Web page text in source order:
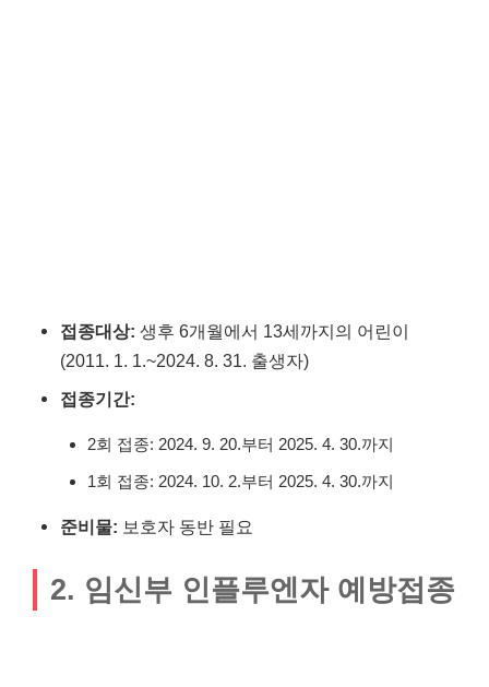
접종대상: 생후 6개월에서 13세까지의 어린이
(2011. 1. 1.~2024. 8. 31. 출생자)
접종기간:
2회 접종: 2024. 9. 20.부터 2025. 4. 30.까지
1회 접종: 2024. 10. 2.부터 2025. 4. 30.까지
준비물: 보호자 동반 필요
2. 임신부 인플루엔자 예방접종